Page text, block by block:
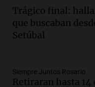
Episodios
Audio.1° gol
Aldosivi
Gato Greco
Audio.
bonarda para
Trágico final:
que buscaban
Setúbal
Siempre Juntos Rosario
Retiraran hasta 14